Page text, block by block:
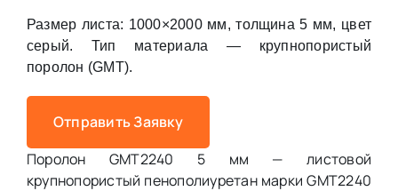
Размер листа: 1000×2000 мм, толщина 5 мм, цвет
серый. Тип материала — крупнопористый
поролон (GMT).
Отправить Заявку
Поролон GMT2240 5 мм — листовой
крупнопористый пенополиуретан марки GMT2240